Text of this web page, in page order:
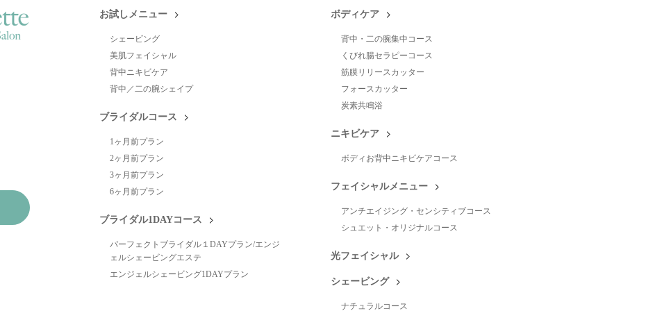
お試しメニュー
シェービング
美肌フェイシャル
背中ニキビケア
背中／二の腕シェイプ
ブライダルコース
1ヶ月前プラン
2ヶ月前プラン
3ヶ月前プラン
6ヶ月前プラン
ブライダル1DAYコース
パーフェクトブライダル１DAYプラン/エンジ
ェルシェービングエステ
エンジェルシェービング1DAYプラン
ボディケア
背中・二の腕集中コース
くびれ腸セラピーコース
筋膜リリースカッター
フォースカッター
炭素共鳴浴
ニキビケア
ボディお背中ニキビケアコース
フェイシャルメニュー
アンチエイジング・センシティブコース
シュエット・オリジナルコース
光フェイシャル
シェービング
ナチュラルコース